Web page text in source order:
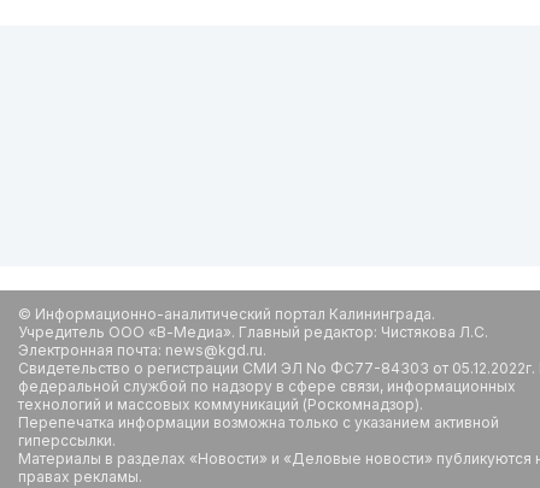
© Информационно-аналитический портал Калининграда.
Учредитель ООО «В-Медиа». Главный редактор: Чистякова Л.С.
Электронная почта: news@kgd.ru.
Свидетельство о регистрации СМИ ЭЛ No ФС77-84303 от
федеральной службой по надзору в сфере связи, информационных
технологий и массовых коммуникаций (Роскомнадзор).
Перепечатка информации возможна только с указанием активной
гиперссылки.
Материалы в разделах «Новости» и «Деловые новости» публикуются
правах рекламы.